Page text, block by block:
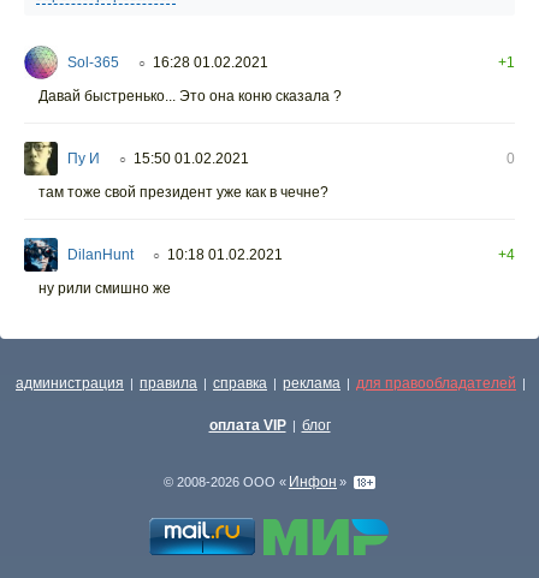
Sol-365 ○ 16:28 01.02.2021
+1
Давай быстренько... Это она коню сказала ?
Пу И ○ 15:50 01.02.2021
0
там тоже свой президент уже как в чечне?
DilanHunt ○ 10:18 01.02.2021
+4
ну рили смишно же
администрация | правила | справка | реклама | для правообладателей |
оплата VIP | блог
© 2008-2026 ООО « Инфон »